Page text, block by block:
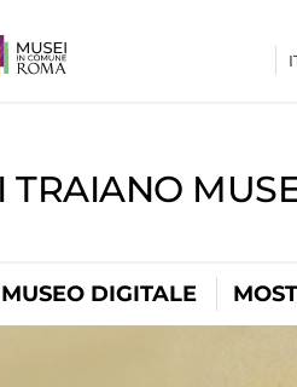
TRAIANO
MUSEO DIGITALE